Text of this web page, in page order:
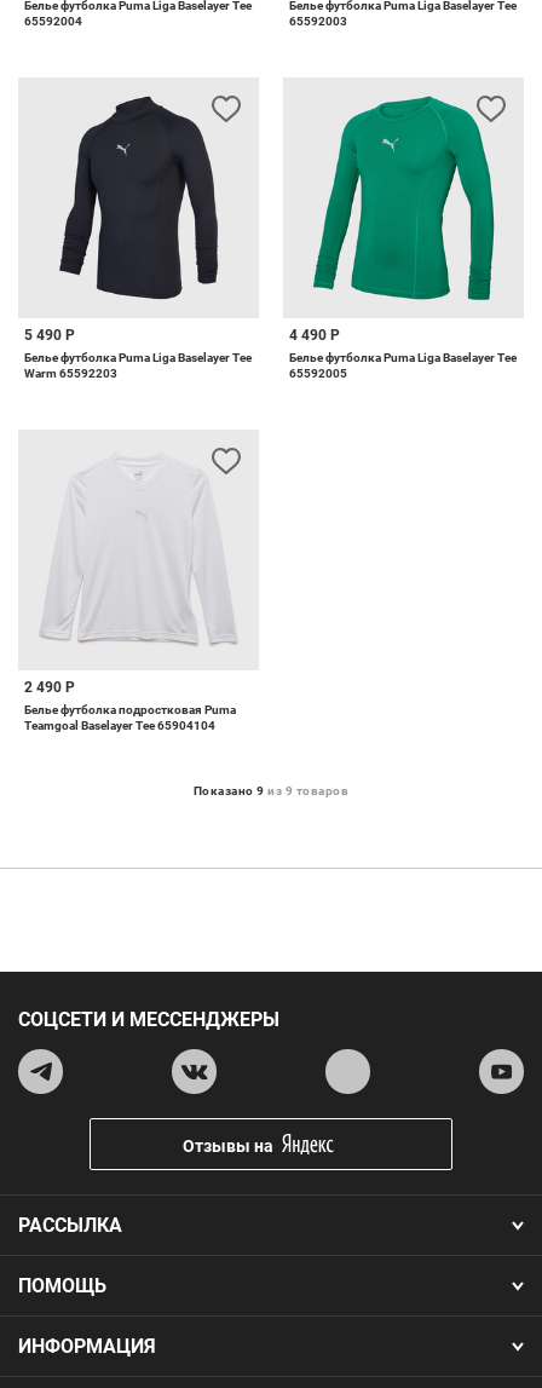
Белье футболка Puma Liga Baselayer Tee
65592004
Белье футболка Puma Liga Baselayer Tee
65592003
5 490 Р
Белье футболка Puma Liga Baselayer Tee
Warm 65592203
4 490 Р
Белье футболка Puma Liga Baselayer Tee
65592005
2 490 Р
Белье футболка подростковая Puma
Teamgoal Baselayer Tee 65904104
Показано 9 из 9 товаров
ПОМОЩЬ
ИНФОРМАЦИЯ
РАССЫЛКА
СОЦСЕТИ И МЕССЕНДЖЕРЫ
Отзывы на